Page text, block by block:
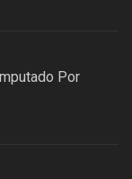
Por